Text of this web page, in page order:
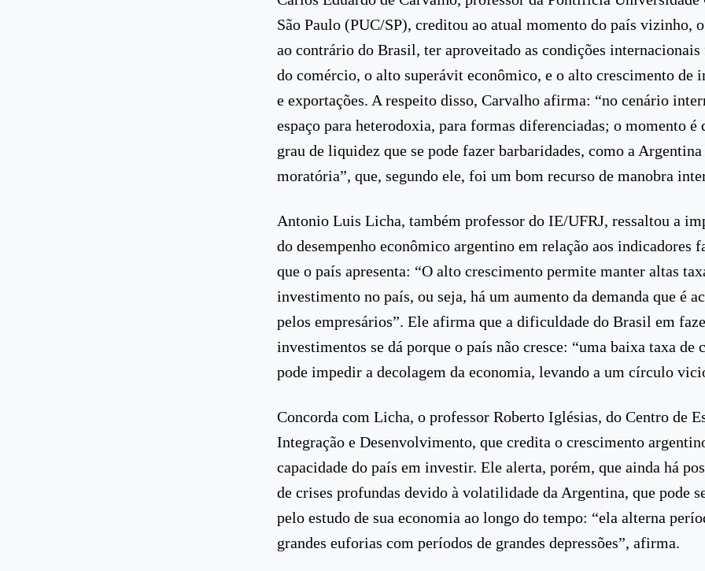
São Paulo (PUC/SP), creditou ao atual momento do país vizinho,
ao contrário do Brasil, ter aproveitado as condições internacionais
do comércio, o alto superávit econômico, e o alto crescimento de
e exportações. A respeito disso, Carvalho afirma: “no cenário
espaço para heterodoxia, para formas diferenciadas; o momento é
grau de liquidez que se pode fazer barbaridades, como a
moratória”, que, segundo ele, foi um bom recurso de manobra
Antonio Luis Licha, também professor do IE/UFRJ, ressaltou a
do desempenho econômico argentino em relação aos indicadores
que o país apresenta: “O alto crescimento permite manter altas
investimento no país, ou seja, há um aumento da demanda que é
pelos empresários”. Ele afirma que a dificuldade do Brasil em
investimentos se dá porque o país não cresce: “uma baixa taxa de
pode impedir a decolagem da economia, levando a um círculo
Concorda com Licha, o professor Roberto Iglésias, do Centro de
Integração e Desenvolvimento, que credita o crescimento
capacidade do país em investir. Ele alerta, porém, que ainda há
de crises profundas devido à volatilidade da Argentina, que pode
pelo estudo de sua economia ao longo do tempo: “ela alterna
grandes euforias com períodos de grandes depressões”, afirma.